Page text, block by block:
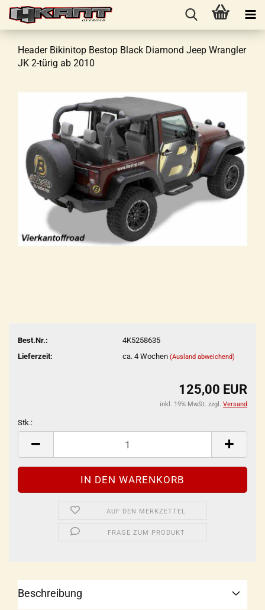
Header Bikinitop Bestop Black Diamond Jeep Wrangler
JK 2-türig ab 2010
Best.Nr.:
4K5258635
Lieferzeit:
ca. 4 Wochen (Ausland abweichend)
125,00 EUR
inkl. 19% MwSt. zzgl. Versand
Stk.:
Stk.
AUF DEN MERKZETTEL
FRAGE ZUM PRODUKT
Beschreibung